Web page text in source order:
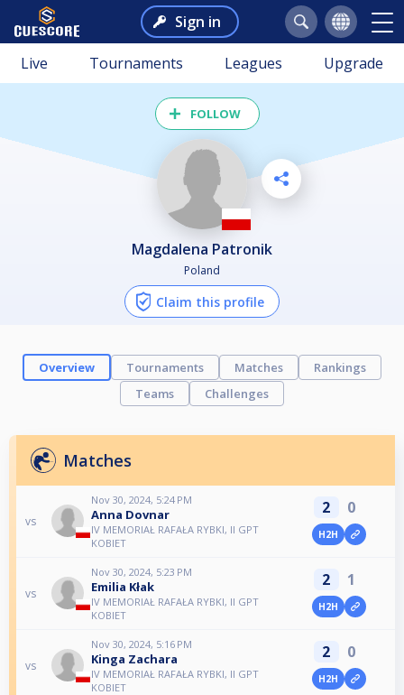
Sign in
Live Tournaments Leagues Upgrade
FOLLOW
Magdalena Patronik
Poland
Claim this profile
Overview Tournaments Matches
Rankings
Teams
Challenges
Matches
vs
Nov 30, 2024, 5:24 PM
Anna Dovnar
IV MEMORIAŁ RAFAŁA RYBKI, II GPT
KOBIET
2 0
H2H
vs
Nov 30, 2024, 5:23 PM
Emilia Kłak
IV MEMORIAŁ RAFAŁA RYBKI, II GPT
KOBIET
2 1
H2H
vs
Nov 30, 2024, 5:16 PM
Kinga Zachara
IV MEMORIAŁ RAFAŁA RYBKI, II GPT
KOBIET
2 0
H2H